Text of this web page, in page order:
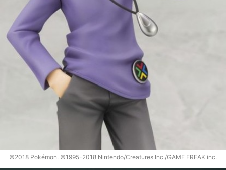
©2018 Pokémon. ©1995-2018 Nintendo/Creatures Inc./GAME FREAK inc.